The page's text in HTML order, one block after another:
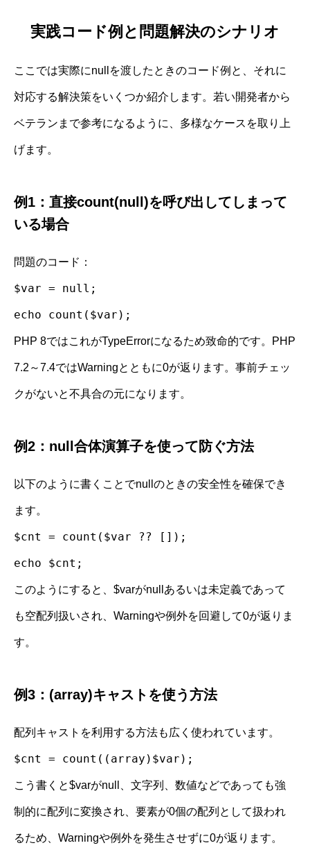
実践コード例と問題解決のシナリオ
ここでは実際にnullを渡したときのコード例と、それに
対応する解決策をいくつか紹介します。若い開発者から
ベテランまで参考になるように、多様なケースを取り上
げます。
例1：直接count(null)を呼び出してしまって
いる場合
問題のコード：
$var = null;
echo count($var);
PHP 8ではこれがTypeErrorになるため致命的です。PHP
7.2～7.4ではWarningとともに0が返ります。事前チェッ
クがないと不具合の元になります。
例2：null合体演算子を使って防ぐ方法
以下のように書くことでnullのときの安全性を確保でき
ます。
$cnt = count($var ?? []);
echo $cnt;
このようにすると、$varがnullあるいは未定義であって
も空配列扱いされ、Warningや例外を回避して0が返りま
す。
例3：(array)キャストを使う方法
配列キャストを利用する方法も広く使われています。
$cnt = count((array)$var);
こう書くと$varがnull、文字列、数値などであっても強
制的に配列に変換され、要素が0個の配列として扱われ
るため、Warningや例外を発生させずに0が返ります。